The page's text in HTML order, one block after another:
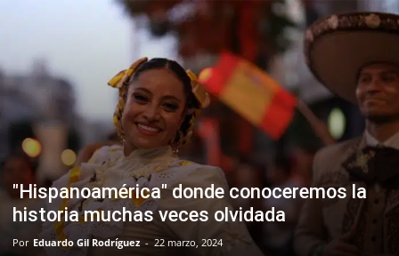
"Hispanoamérica" donde conoceremos la
historia muchas veces olvidada
Por Eduardo Gil Rodríguez - 22 marzo, 2024